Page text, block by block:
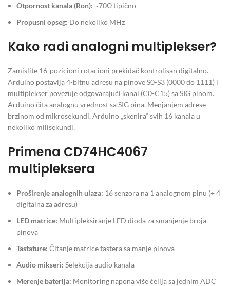
Otpornost kanala (Ron): ~70Ω tipično
Propusni opseg: Do nekoliko MHz
Kako radi analogni multiplekser?
Zamislite 16-pozicioni rotacioni prekidač kontrolisan digitalno.
Arduino postavlja 4-bitnu adresu na pinove S0-S3 (0000 do 1111) i
multiplekser povezuje odgovarajući kanal (C0-C15) sa SIG pinom.
Arduino čita analognu vrednost sa SIG pina. Menjanjem adrese
brzinom od mikrosekundi, Arduino „skenira“ svih 16 kanala u
nekoliko milisekundi.
Primena CD74HC4067
multipleksera
Proširenje analognih ulaza: 16 senzora na 1 analognom pinu (+ 4
digitalna za adresu)
LED matrice: Multipleksiranje LED dioda za smanjenje broja
pinova
Tastature: Čitanje matrice tastera sa manje pinova
Audio mikseri: Selekcija audio kanala
Merenje baterija: Monitoring napona više ćelija sa jednim ADC